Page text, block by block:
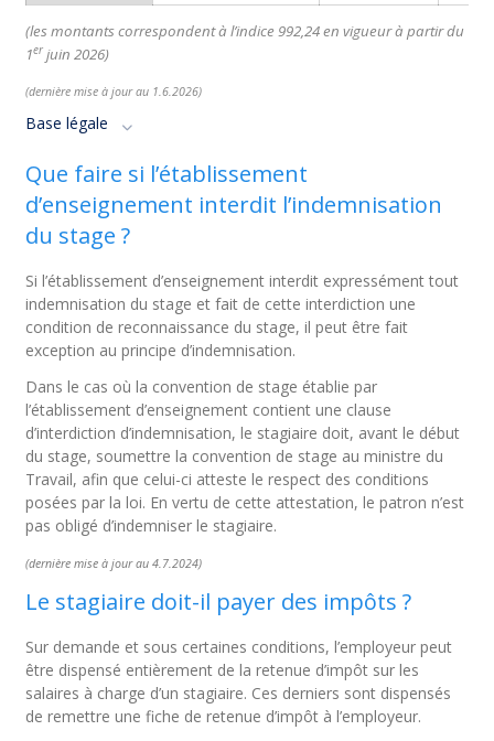
(les montants correspondent à l’indice992,24en vigueur à partir du
1er juin2026)
(dernière mise à jour au 1.6.2026)
Base légale
Que faire si l’établissement
d’enseignement interdit l’indemnisation
du stage ?
Si l’établissement d’enseignement interdit expressément tout
indemnisation du stage et fait de cette interdiction une
condition de reconnaissance du stage, il peut être fait
exception au principe d’indemnisation.
Dans le cas où la convention de stage établie par
l’établissement d’enseignement contient une clause
d’interdiction d’indemnisation, le stagiaire doit, avant le début
du stage, soumettre la convention de stage au ministre du
Travail, afin que celui-ci atteste le respect des conditions
posées par la loi. En vertu de cette attestation, le patron n’est
pas obligé d’indemniser le stagiaire.
(dernière mise à jour au 4.7.2024)
Le stagiaire doit-il payer des impôts ?
Sur demande et sous certaines conditions, l’employeur peut
être dispensé entièrement de la retenue d’impôt sur les
salaires à charge d’un stagiaire. Ces derniers sont dispensés
de remettre une fiche de retenue d’impôt à l’employeur.